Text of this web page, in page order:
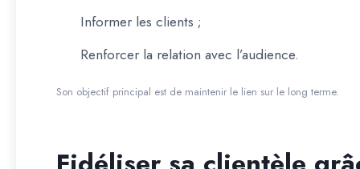
Informer les clients ;
Renforcer la relation avec l’audience.
Son objectif principal est de maintenir le lien sur le long terme.